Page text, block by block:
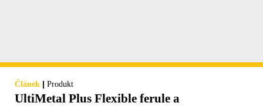
Článek | Produkt
UltiMetal Plus Flexible ferule a